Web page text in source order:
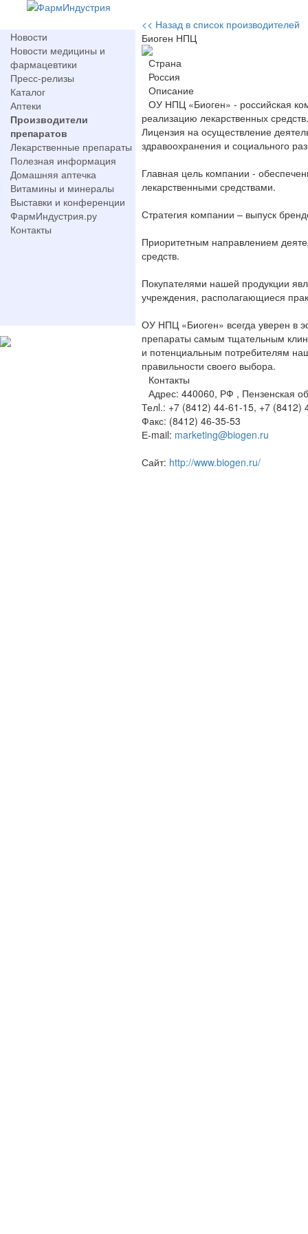
Новости
Новости медицины и
фармацевтики
Пресс-релизы
Каталог
Аптеки
Производители
препаратов
Лекарственные препараты
Полезная информация
Домашняя аптечка
Витамины и минералы
Выставки и конференции
ФармИндустрия.ру
Контакты
<< Назад в список производителей
Биоген НПЦ
Страна
Россия
Описание
ОУ НПЦ «Биоген» - российская
реализацию лекарственных средств.
Лицензия на осуществление
здравоохранения и социального
Главная цель компании -
лекарственными средствами.
Стратегия компании – выпуск
Приоритетным направлением
средств.
Покупателями нашей продукции
учреждения, располагающиеся
ОУ НПЦ «Биоген» всегда уверен в
препараты самым тщательным
и потенциальным потребителям
правильности своего выбора.
Контакты
Адрес: 440060, РФ , Пензенская
Телl.: +7 (8412) 44-61-15, +7 (8412)
Факс: (8412) 46-35-53
Е-mail: marketing@biogen.ru
Сайт: http://www.biogen.ru/